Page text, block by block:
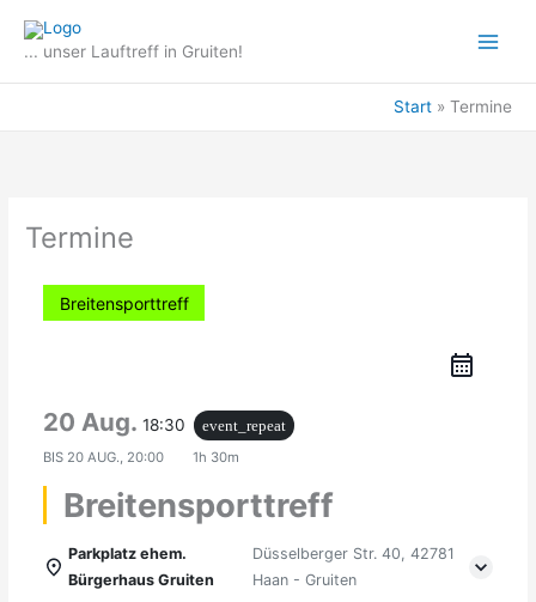
Inhalt
... unser Lauftreff in Gruiten!
Start Termine
Termine
Breitensporttreff
20 Aug.18:30
event_repeat
BIS 20 AUG., 20:00 1h 30m
Breitensporttreff
Parkplatz ehem.
Bürgerhaus Gruiten
Düsselberger Str. 40, 42781
Haan - Gruiten